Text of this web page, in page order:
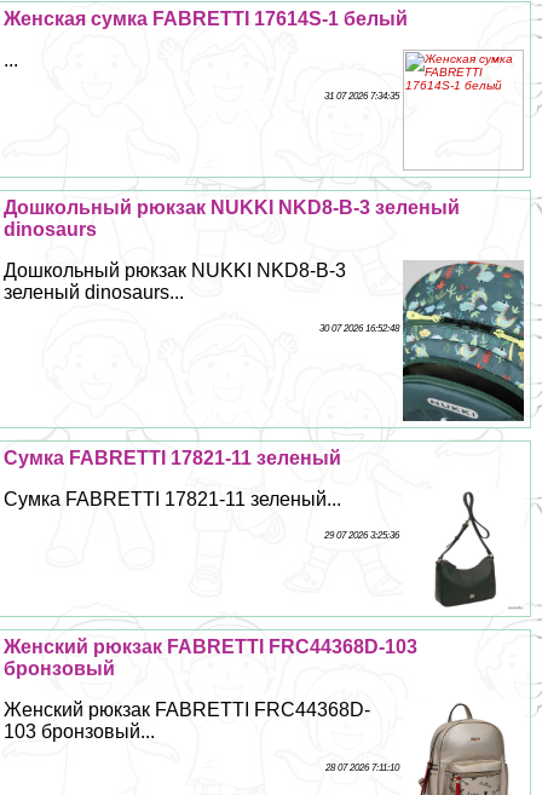
Женская сумка FABRETTI 17614S-1 белый
...
31 07 2026 7:34:35
Дошкольный рюкзак NUKKI NKD8-B-3 зеленый
dinosaurs
Дошкольный рюкзак NUKKI NKD8-B-3
зеленый dinosaurs...
30 07 2026 16:52:48
Сумка FABRETTI 17821-11 зеленый
Сумка FABRETTI 17821-11 зеленый...
29 07 2026 3:25:36
Женский рюкзак FABRETTI FRC44368D-103
бронзовый
Женский рюкзак FABRETTI FRC44368D-
103 бронзовый...
28 07 2026 7:11:10